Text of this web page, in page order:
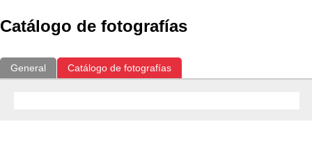
Catálogo de fotografías
General Catálogo de fotografías